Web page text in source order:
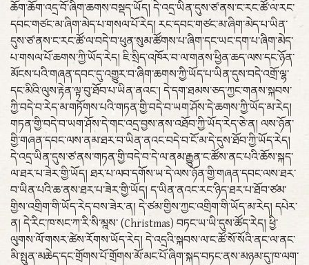
ཆོག་ཆོག་འདྲ་བོ་ཞིག་ཆགས་བསྡད་ཡོད། དེ་འདྲ་ཡིན་དུས་ཙ་ནས་ང་རང་ཚོ་ལ་རང་
དབང་གཙང་མ་ཞིག་མེད་པ་གསལ་པོ་རེད། རང་དབང་གཙང་མ་ཞིག་མེད་པ་ཡིན་
དུས་ཙ་ནས་ང་རང་ཚོ་ལ་བདེ་བ་ཕུན་སུམ་ཚོགས་པ་ཞིག་དང་ཡང་དག་པ་ཞིག་མེད་
པ་གསལ་པོ་ཆགས་ཀྱི་ཡོད་རེད། ཇི་སྲིད་འཁོར་བ་ལ་གནས་ཕྱིན་ཆད་ལས་དང་ཉོན་
མོངས་པའི་གཞན་དབང་དུ་འགྱུར་བ་ཞིག་ཆགས་ཀྱི་ཡོད་པ་ཡིན་དུས་བདེ་འགྲོ་ལྷ་
དང་མིའི་ལུས་རྟེན་ལྟ་བུ་ཐོབ་པ་ཡིན་ནའང་། དེ་དག་ཐམས་ཅད་ཀྱང་གནས་སྐབས་
ཀྱི་བདེ་བ་རེད་མ་གཏོགས་པའི་གཏན་གྱི་བདེ་བ་ཡག་ཤོས་དེ་ཆགས་ཀྱི་ཡོད་མ་རེད།
གཏན་གྱི་བདེ་བ་ཡག་ཤོས་དེ་གང་འདྲ་བྱས་ནས་འཐོབ་ཀྱི་ཡོད་རེད་ཅེ་ན། ལས་ཉོན་
གྱི་གཞན་དབང་ལས་ནམ་ཐར་བ་ཡིན་ནའང་བདེ་བ་ངོ་མ་དེ་དུས་ཐོབ་ཀྱི་ཡོད་རེད།
དེ་འདྲ་ཡིན་དུས་ཙ་ནས་གཏན་གྱི་བདེ་བ་དེ་ལ་ནམ་རྒྱུན་ང་ཚོས་ནང་པའི་ཆོས་སྐད་
ལ་ཐར་པ་ཟེར་གྱི་ཡོད། ཐར་པ་ལབ་དགོས་ཡ་དེ་ལས་ཉོན་གྱི་གཞན་དབང་ལས་ཐར་
བ་ཡིན་པའི་ཆ་ནས་ཐར་པ་ཟེར་གྱི་ཡོད། ད་ཡིན་ནའང་རང་ཉིད་ཐར་པ་ཐོབ་ཙམ་
གྱིས་འགྲིག་གི་ཡོད་རེད་བས་ཟེར་ན། དེ་ཙམ་གྱིས་ཀྱང་འགྲིག་གི་ཡོད་མ་རེད། དཔེར་
ན། དེ་རིང་ཁ་སང་ཀ་རི་སི་མྰས་ (Christmas) བཏང་ཡ་ཡི་དུས་ཚོད་རེད། ཕྱི་
ལུགས་ལོ་གསར་ཚེས་རོགས་ཡོད་རེད། དེ་འདྲའི་སྐབས་ལ་ང་ཚོ་སོ་སོའི་ནང་ལ་ནང་
མི་སྤུན་མཆེད་དང་གྲོགས་པོ་གྲོགས་མོ་མང་པོ་ཞིག་སྐད་བཏང་ནས་མཉམ་དུ་ཁ་ལག་